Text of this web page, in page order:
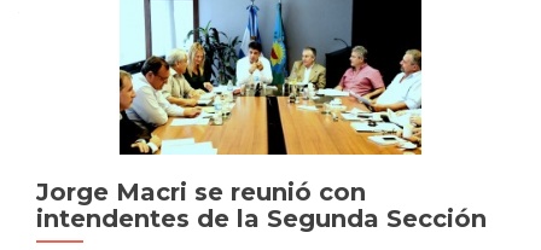
Jorge Macri se reunió con
intendentes de la Segunda Sección